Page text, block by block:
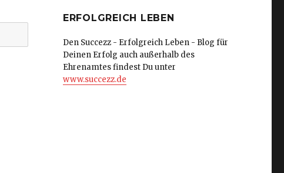
ERFOLGREICH LEBEN
Den Succezz - Erfolgreich Leben - Blog für
Deinen Erfolg auch außerhalb des
Ehrenamtes findest Du unter
www.succezz.de